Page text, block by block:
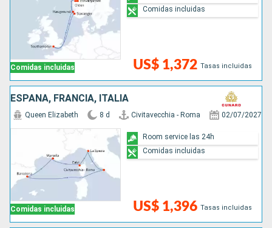
Comidas incluidas US$ 1,372 Tasas incluidas
Comidas incluidas
ESPAÑA, FRANCIA, ITALIA
Comidas incluidas
Queen Elizabeth 8 d Civitavecchia - Roma 02/07/2027
US$ 1,396 Tasas incluidas
Room service las 24h
Comidas incluidas